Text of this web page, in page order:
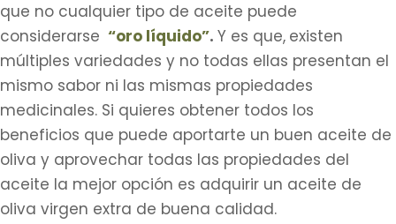
que no cualquier tipo de aceite puede
considerarse “oro líquido”. Y es que, existen
múltiples variedades y no todas ellas presentan el
mismo sabor ni las mismas propiedades
medicinales. Si quieres obtener todos los
beneficios que puede aportarte un buen aceite de
oliva y aprovechar todas las propiedades del
aceite la mejor opción es adquirir un aceite de
oliva virgen extra de buena calidad.